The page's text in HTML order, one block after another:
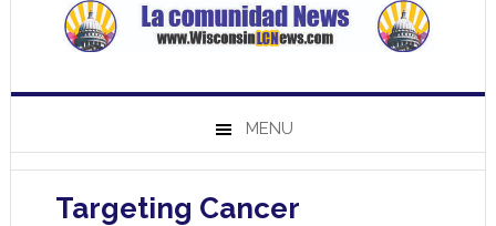
MENU
Targeting Cancer